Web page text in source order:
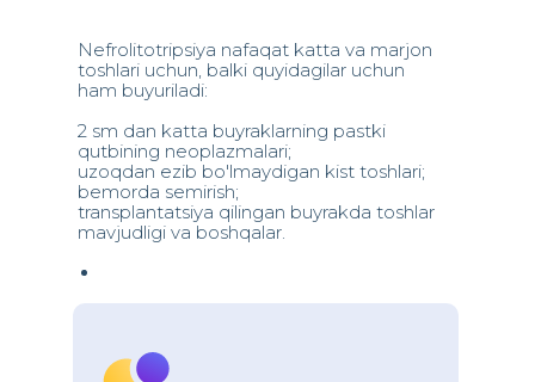
Nefrolitotripsiya nafaqat katta va marjon
toshlari uchun, balki quyidagilar uchun
ham buyuriladi:
2 sm dan katta buyraklarning pastki
qutbining neoplazmalari;
uzoqdan ezib bo'lmaydigan kist toshlari;
bemorda semirish;
transplantatsiya qilingan buyrakda toshlar
mavjudligi va boshqalar.